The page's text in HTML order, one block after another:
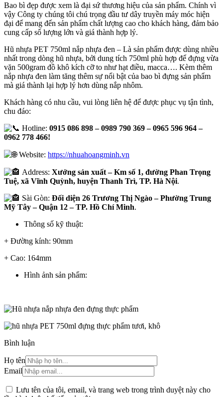
Bao bì đẹp được xem là đại sứ thương hiệu của sản phẩm. Chính vì
vậy Công ty chúng tôi chú trọng đầu tư dây truyền máy móc hiện
đại để mang đến sản phẩm chất lượng cao cho khách hàng, đảm bảo
cung cấp số lượng lớn và giá thành hợp lý.
Hũ nhựa PET 750ml nắp nhựa đen – Là sản phẩm được dùng nhiều
nhất trong dòng hũ nhựa, bởi dung tích 750ml phù hợp để đựng vừa
vặn 500gram đồ khô kích cỡ to như hạt điều, macca…. Kèm thêm
nắp nhựa đen làm tăng thêm sự nổi bật của bao bì đựng sản phẩm
mà giá thành lại hợp lý hơn dùng nắp nhôm.
Khách hàng có nhu cầu, vui lòng liên hệ để được phục vụ tận tình,
chu đáo:
Hotline: 0915 086 898 – 0989 790 369 – 0965 596 964 –
0962 778 466!
Website: https://nhuahoangminh.vn
Address: Xưởng sản xuất – Km số 1, đường Phan Trọng
Tuệ, xã Vĩnh Quỳnh, huyện Thanh Trì, TP. Hà Nội.
Sài Gòn: Đối diện 26 Trương Thị Ngào – Phường Trung
Mỹ Tây – Quận 12 – TP. Hồ Chí Minh.
Thông số kỹ thuật:
+ Đường kính: 90mm
+ Cao: 164mm
Hình ảnh sản phẩm:
Bình luận
Họ tên
Email
Lưu tên của tôi, email, và trang web trong trình duyệt này cho